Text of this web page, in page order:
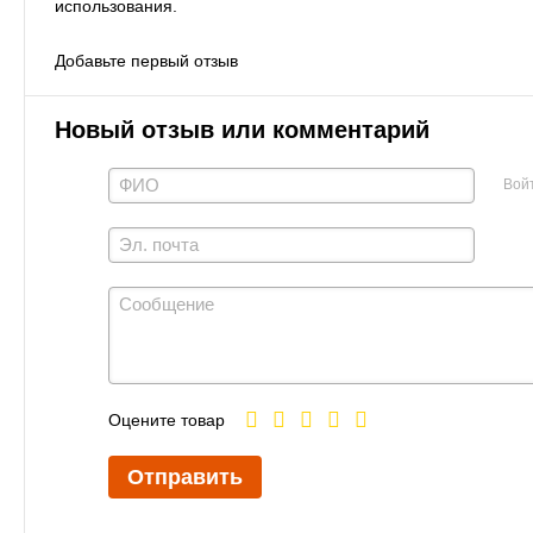
использования.
Добавьте первый отзыв
Новый отзыв или комментарий
Оцените товар
Отправить